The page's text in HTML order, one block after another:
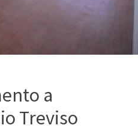
a
Treviso